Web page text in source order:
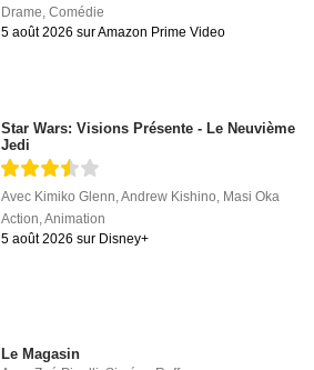
Drame,Comédie
5 août 2026 sur Amazon Prime Video
Star Wars: Visions Présente - Le Neuvième
Jedi
Avec Kimiko Glenn ,Andrew Kishino Masi Oka
Action ,Animation
5 août 2026 sur Disney+
Le Magasin